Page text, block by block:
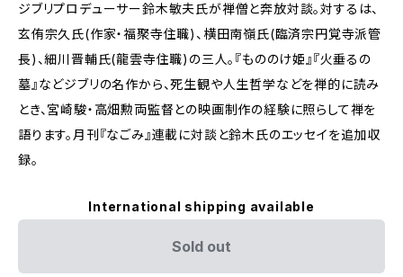
ジブリプロデューサー鈴木敏夫氏が禅僧と奔放対談。対するは、
玄侑宗久氏(作家・福聚寺住職)、横田南嶺氏(臨済宗円覚寺派管
長)、細川晋輔氏(龍雲寺住職)の三人。『もののけ姫』『火垂るの
墓』などジブリの名作から、死生観や人生哲学などを禅的に読み
とき、宮崎駿・高畑勲両監督との映画制作の経験に照らして禅を
語ります。月刊『なごみ』連載に対談と鈴木氏のエッセイを追加収
録。
International shipping available
Sold out